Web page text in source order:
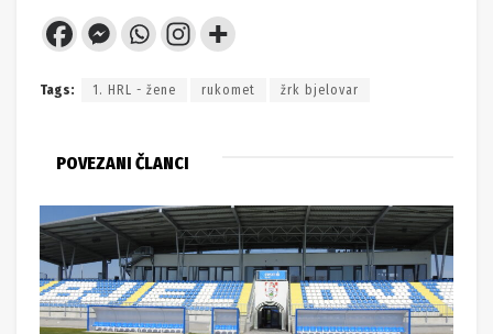
Tags: 1. HRL - žene rukomet žrk bjelovar
POVEZANI ČLANCI